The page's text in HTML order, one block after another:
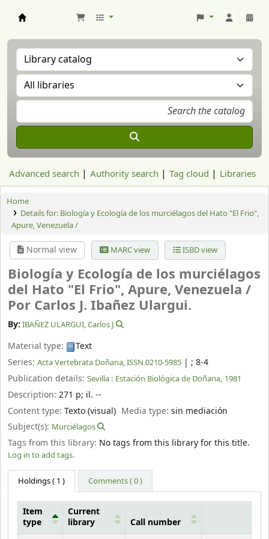
Advanced search Authority search Tag cloud Libraries
Home
Details for: Biología y Ecología de los murciélagos del Hato "El Frio",
Apure, Venezuela /
Normal view MARC view ISBD view
Biología y Ecología de los murciélagos
del Hato "El Frio", Apure, Venezuela /
Por Carlos J. Ibañez Ulargui.
By: IBAÑEZ ULARGUI, Carlos J
Material type:
Text
Series: Acta Vertebrata Doñana, ISSN 0210-5985 | ; 8-4
Publication details: Sevilla : Estación Biológica de Doñana, 1981
Description: 271 p; il. --
Content type: Texto (visual) Media type:sin mediación
Subject(s): Murciélagos
Tags from this library: No tags from this library for this title.
Log in to add tags.
Holdings( 1 ) Comments ( 0 )
Item
type
Current
library
Call number